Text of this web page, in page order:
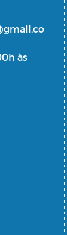
às